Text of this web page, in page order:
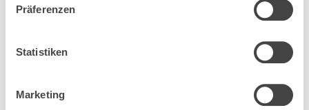
Präferenzen
Statistiken
Marketing
2. Juni 2026
Berufshaftpflicht für Anwälte und